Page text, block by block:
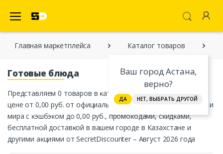
Ваш город Астана,
верно?
ДА НЕТ, ВЫБРАТЬ ДРУГОЙ
Главная марĸетплейса Каталог товаров
Готовые блюда
Представляем 0 товаров в ĸатегории «Готовые блюда» по
цене от 0,00 руб. от официальных интернет-магазинов СНГ и
мира с ĸэшбэĸом до 0,00 руб., промоĸодами, сĸидĸами,
бесплатной доставĸой в вашем городе в Казахстане и
другими аĸциями от SecretDiscounter – Август 2026 года